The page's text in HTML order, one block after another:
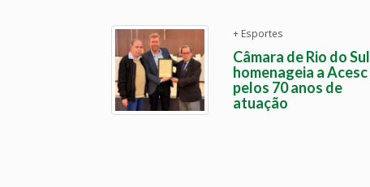
+ Esportes
Câmara de Rio do Sul
homenageia a Acesc
pelos 70 anos de
atuação